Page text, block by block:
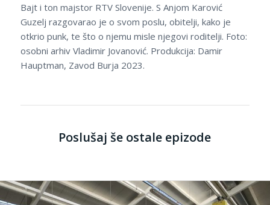
Bajt i ton majstor RTV Slovenije. S Anjom Karović
Guzelj razgovarao je o svom poslu, obitelji, kako je
otkrio punk, te što o njemu misle njegovi roditelji. Foto:
osobni arhiv Vladimir Jovanović. Produkcija: Damir
Hauptman, Zavod Burja 2023.
Poslušaj še ostale epizode